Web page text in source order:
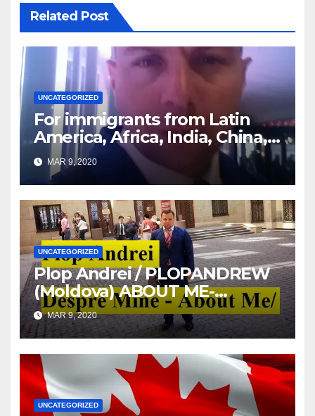
Related Post
UNCATEGORIZED
For immigrants from Latin
America, Africa, India, China,
etc. you must read this article
MAR 9, 2020
UNCATEGORIZED
Plop Andrei / PLOPANDREW
(Moldova) ABOUT ME-
DESPRE MINE
MAR 9, 2020
UNCATEGORIZED